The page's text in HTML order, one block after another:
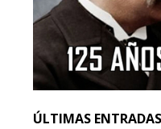
ÚLTIMAS ENTRADAS